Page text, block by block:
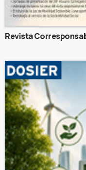
Revista